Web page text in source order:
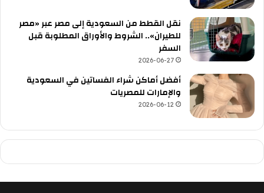
نقل القطط من السعودية إلى مصر عبر «مصر
للطيران».. الشروط والأوراق المطلوبة قبل
السفر
2026-06-27
أفضل أماكن شراء الفساتين في السعودية
والإمارات للمصريات
2026-06-12